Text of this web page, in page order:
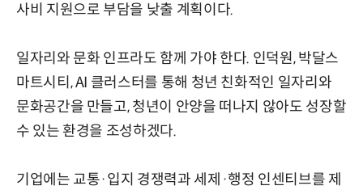
사비 지원으로 부담을 낮출 계획이다.
일자리와 문화 인프라도 함께 가야 한다. 인덕원, 박달스
마트시티, AI 클러스터를 통해 청년 친화적인 일자리와
문화공간을 만들고, 청년이 안양을 떠나지 않아도 성장할
수 있는 환경을 조성하겠다.
기업에는 교통·입지 경쟁력과 세제·행정 인센티브를 제